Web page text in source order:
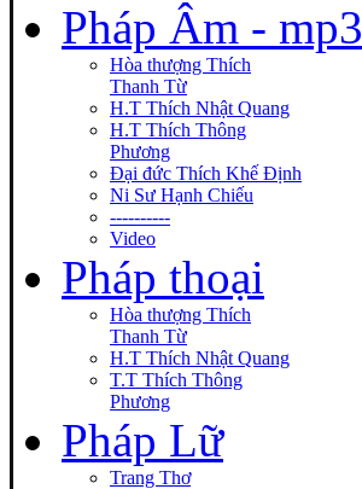
Pháp Âm - mp3
Hòa thượng Thích
Thanh Từ
H.T Thích Nhật Quang
H.T Thích Thông
Phương
Đại đức Thích Khế Định
Ni Sư Hạnh Chiếu
----------
Video
Pháp thoại
Hòa thượng Thích
Thanh Từ
H.T Thích Nhật Quang
T.T Thích Thông
Phương
Pháp Lữ
Trang Thơ